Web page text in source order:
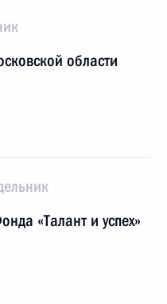
области
«Талант и успех»